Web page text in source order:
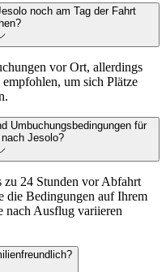
noch am Tag der Fahrt
vor Ort, allerdings
um sich Plätze
Umbuchungsbedingungen für
Jesolo?
zu 24 Stunden vor Abfahrt
die Bedingungen auf Ihrem
nach Ausflug variieren